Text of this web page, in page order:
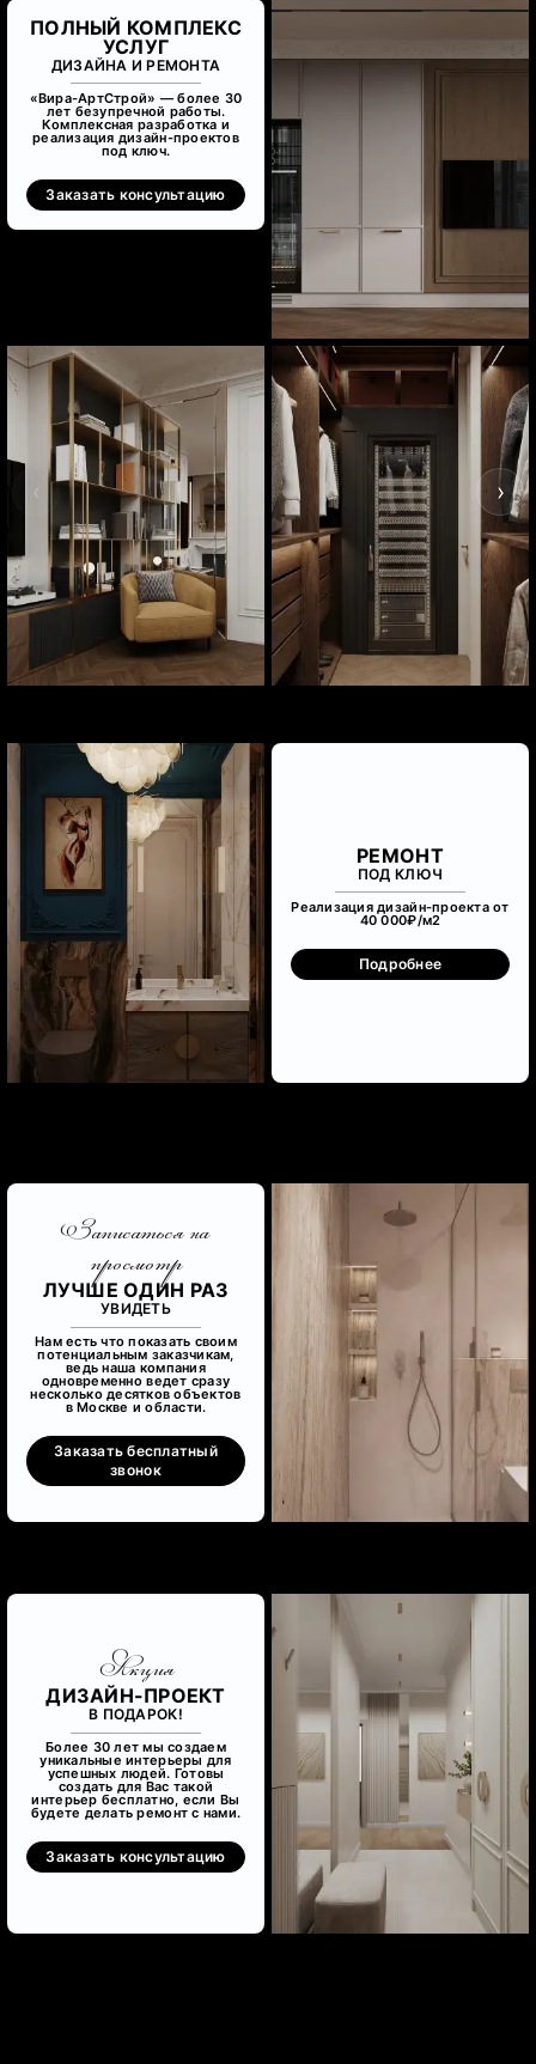
ПОЛНЫЙ КОМПЛЕКС
УСЛУГ
ДИЗАЙНА И РЕМОНТА
«Вира-АртСтрой» — более 30
лет безупречной работы.
Комплексная разработка и
реализация дизайн-проектов
под ключ.
Заказать консультацию
РЕМОНТ
ПОД КЛЮЧ
Реализация дизайн-проекта от
40 000₽/м2
Подробнее
Записаться на
просмотр
ЛУЧШЕ ОДИН РАЗ
УВИДЕТЬ
Нам есть что показать своим
потенциальным заказчикам,
ведь наша компания
одновременно ведет сразу
несколько десятков объектов
в Москве и области.
Заказать бесплатный
звонок
Акция
ДИЗАЙН-ПРОЕКТ
В ПОДАРОК!
Более 30 лет мы создаем
уникальные интерьеры для
успешных людей. Готовы
создать для Вас такой
интерьер бесплатно, если Вы
будете делать ремонт с нами.
Заказать консультацию
›